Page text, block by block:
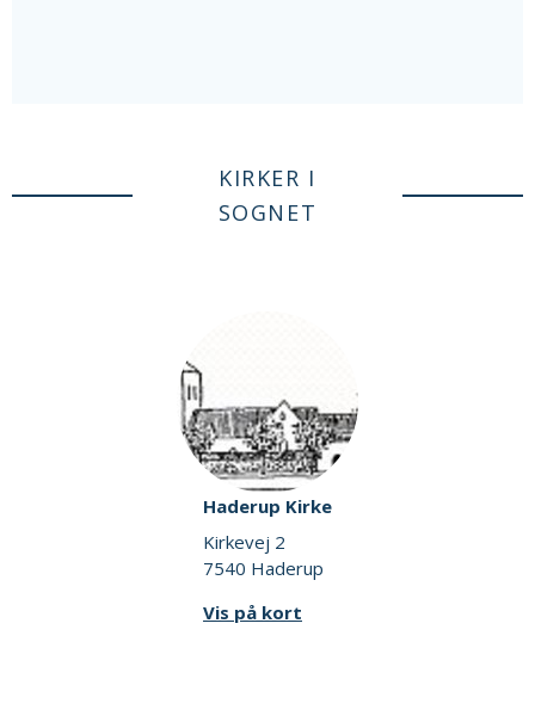
KIRKER I
SOGNET
Haderup Kirke
Kirkevej 2
7540 Haderup
Vis på kort